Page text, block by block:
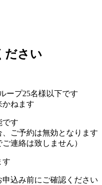
ださい
ープ25名様以下です
かねます
です
ご予約は無効となります
連絡は致しません）
す
申込み前にご確認ください